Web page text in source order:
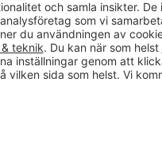
Höjd (mm)
Max belastning
Antal plan